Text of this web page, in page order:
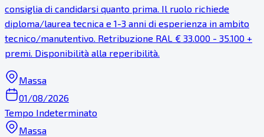
consiglia di candidarsi quanto prima. Il ruolo richiede
diploma/laurea tecnica e 1-3 anni di esperienza in ambito
tecnico/manutentivo. Retribuzione RAL € 33.000 - 35.100 +
premi. Disponibilità alla reperibilità.
Massa
01/08/2026
Tempo Indeterminato
Massa